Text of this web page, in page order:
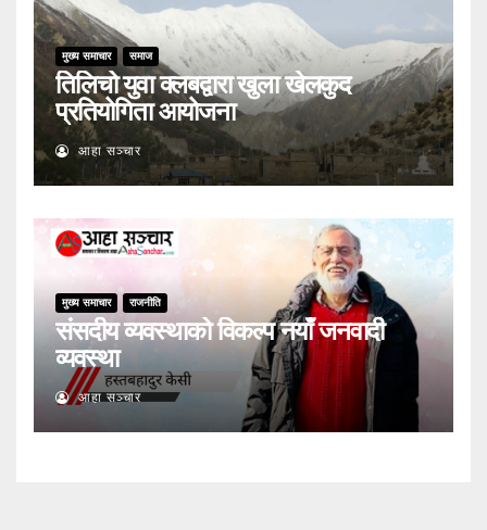
मुख्य समाचार समाज
तिलिचो युवा क्लबद्वारा खुला खेलकुद
प्रतियोगिता आयोजना
आहा सञ्चार
मुख्य समाचार राजनीति
संसदीय व्यवस्थाको विकल्प नयाँ जनवादी
व्यवस्था
आहा सञ्चार